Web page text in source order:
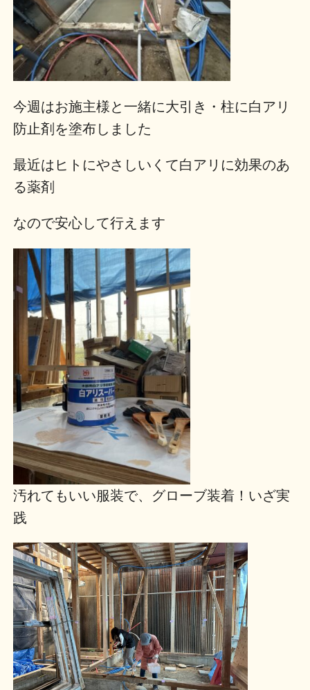
今週はお施主様と一緒に大引き・柱に白アリ
防止剤を塗布しました
最近はヒトにやさしいくて白アリに効果のあ
る薬剤
なので安心して行えます
汚れてもいい服装で、グローブ装着！いざ実
践